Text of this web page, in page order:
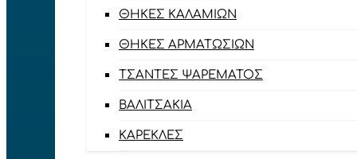
ΘΉΚΕΣ ΚΑΛΑΜΙΏΝ
ΘΉΚΕΣ ΑΡΜΑΤΩΣΙΏΝ
ΤΣΆΝΤΕΣ ΨΑΡΈΜΑΤΟΣ
ΒΑΛΙΤΣΆΚΙΑ
ΚΑΡΈΚΛΕΣ